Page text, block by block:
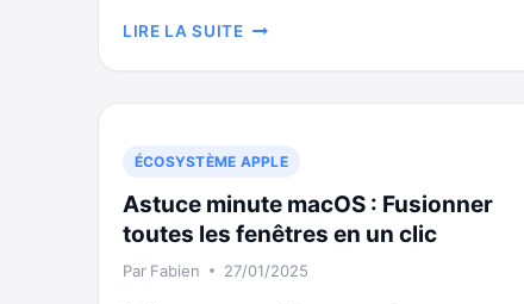
LIRE LA SUITELES
ÉTAPES
POUR
ENREGISTREMENT
AUDIO
LOGIC
ÉCOSYSTÈME APPLE
Astuce minute macOS : Fusionner
toutes les fenêtres en un clic
Par Fabien 27/01/2025